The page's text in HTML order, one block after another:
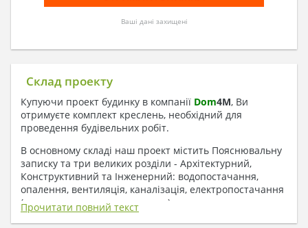
Ваші дані захищені
Склад проекту
Купуючи проект будинку в компанії Dom4M, Ви
отримуєте комплект креслень, необхідний для
проведення будівельних робіт.
В основному складі наш проект містить Пояснювальну
записку та три великих розділи - Архітектурний,
Конструктивний та Інженерний: водопостачання,
опалення, вентиляція, каналізація, електропостачання
( купується за додаткову плату ).
Прочитати повний текст